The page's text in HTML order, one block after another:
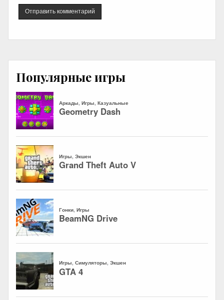
Популярные игры